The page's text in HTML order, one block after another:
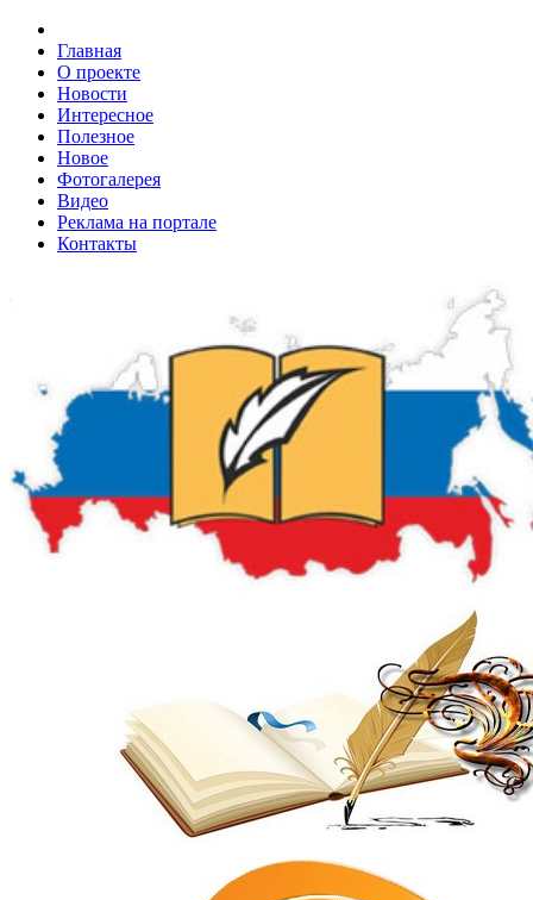
Главная
О проекте
Новости
Интересное
Полезное
Новое
Фотогалерея
Видео
Реклама на портале
Контакты